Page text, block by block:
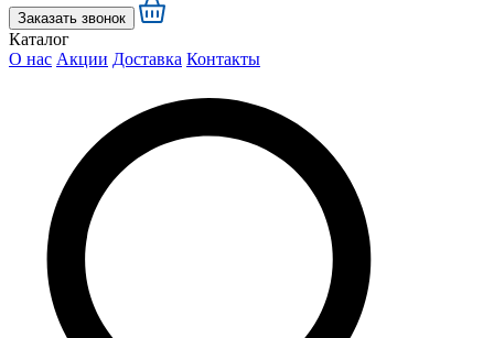
Заказать звонок
Каталог
О нас Акции Доставка Контакты